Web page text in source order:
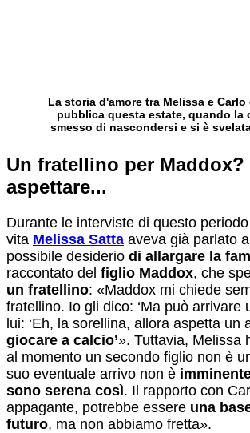
La storia d'amore tra Melissa e
pubblica questa estate, quando la
smesso di nascondersi e si è
Un fratellino per
aspettare...
Durante le interviste di questo
vita Melissa Satta aveva già parlato
possibile desiderio di allargare la
raccontato del figlio Maddox, che
un fratellino: «Maddox mi chiede
fratellino. Io gli dico: ‘Ma può arrivare
lui: ‘Eh, la sorellina, allora aspetta un
giocare a calcio’». Tuttavia, Melissa
al momento un secondo figlio non è
suo eventuale arrivo non è
sono serena così. Il rapporto con
appagante, potrebbe essere una
futuro, ma non abbiamo fretta».